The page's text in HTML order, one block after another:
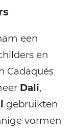
een
en
Cadaqués
Dali,
gebruikten
vormen